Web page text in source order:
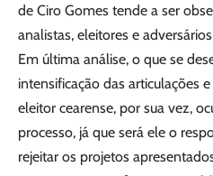
de Ciro Gomes tende a ser
analistas, eleitores e
Em última análise, o que se
intensificação das articulações
eleitor cearense, por sua vez,
processo, já que será ele o
rejeitar os projetos